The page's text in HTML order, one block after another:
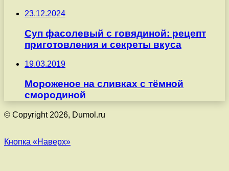
23.12.2024
Суп фасолевый с говядиной: рецепт
приготовления и секреты вкуса
19.03.2019
Мороженое на сливках с тёмной
смородиной
© Copyright 2026, Dumol.ru
Кнопка «Наверх»